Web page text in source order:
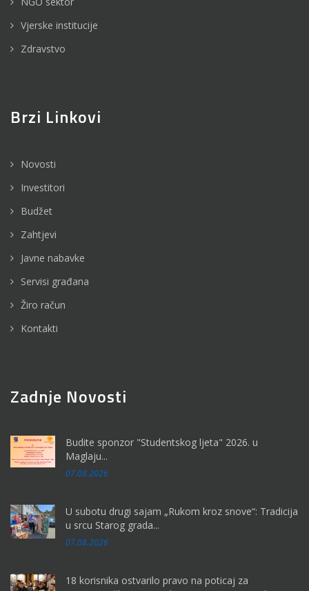
Vjerske institucije
Zdravstvo
Brzi Linkovi
Novosti
Investitori
Budžet
Zahtjevi
Javne nabavke
Servisi građana
Žiro račun
Kontakti
Zadnje Novosti
Budite sponzor "Studentskog ljeta" 2026. u
Maglaju...
07.08.2026
U subotu drugi sajam „Rukom kroz snove“: Tradicija
u srcu Starog grada...
07.08.2026
18 korisnika ostvarilo pravo na poticaj za